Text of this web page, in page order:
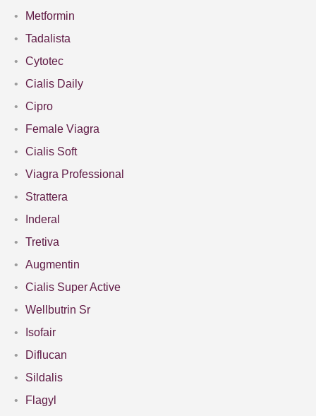
Metformin
Tadalista
Cytotec
Cialis Daily
Cipro
Female Viagra
Cialis Soft
Viagra Professional
Strattera
Inderal
Tretiva
Augmentin
Cialis Super Active
Wellbutrin Sr
Isofair
Diflucan
Sildalis
Flagyl